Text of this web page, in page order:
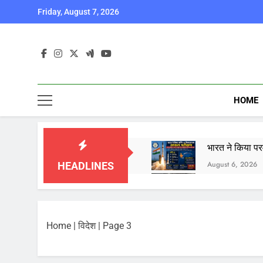
Friday, August 7, 2026
HOME
HEADLINES
भारत ने किया
August 6, 2026
Home |विदेश| Page 3